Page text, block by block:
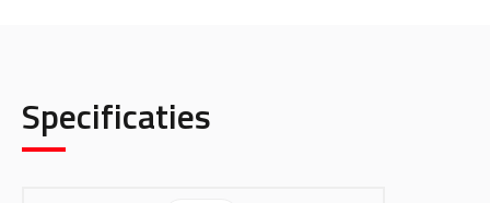
Specificaties